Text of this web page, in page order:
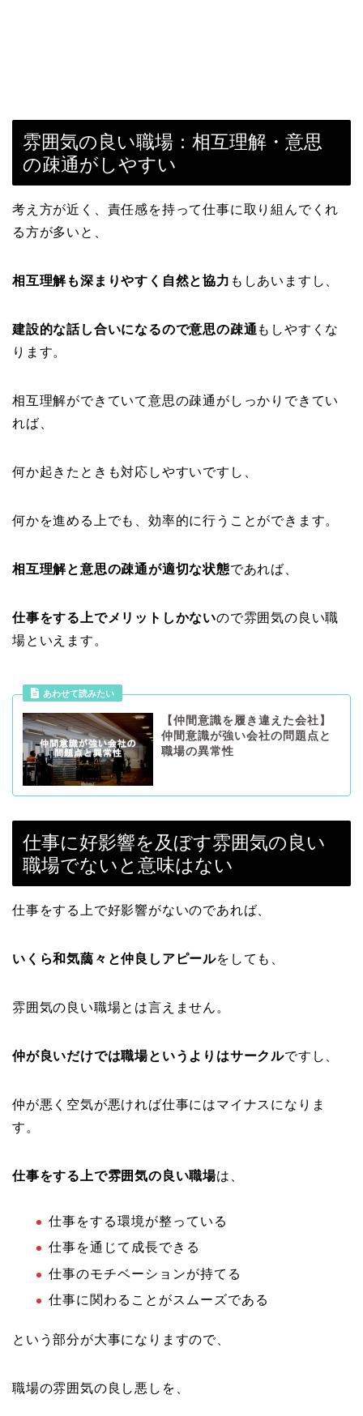
雰囲気の良い職場：相互理解・意思
の疎通がしやすい
考え方が近く、責任感を持って仕事に取り組んでくれ
る方が多いと、
相互理解も深まりやすく自然と協力 もしあいますし、
建設的な話し合いになるので意思の疎通 もしやすくな
ります。
相互理解ができていて意思の疎通がしっかりできてい
れば、
何か起きたときも対応しやすいですし、
何かを進める上でも、効率的に行うことができます。
相互理解と意思の疎通が適切な状態であれば、
仕事をする上でメリットしかないので雰囲気の良い職
場といえます。
あわせて読みたい
【仲間意識を履き違えた会社】
仲間意識が強い会社の問題点と
職場の異常性
仕事に好影響を及ぼす雰囲気の良い
職場でないと意味はない
仕事をする上で好影響がないのであれば、
いくら和気藹々と仲良しアピールをしても、
雰囲気の良い職場とは言えません。
仲が良いだけでは職場というよりはサークルですし、
仲が悪く空気が悪ければ仕事にはマイナスになりま
す。
仕事をする上で雰囲気の良い職場は、
仕事をする環境が整っている
仕事を通じて成長できる
仕事のモチベーションが持てる
仕事に関わることがスムーズである
という部分が大事になりますので、
職場の雰囲気の良し悪しを、